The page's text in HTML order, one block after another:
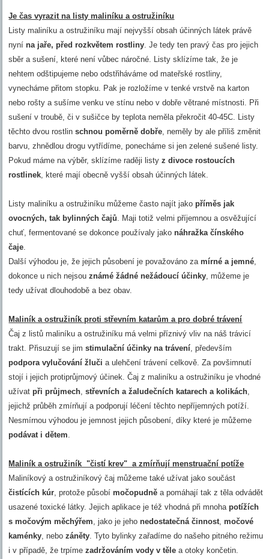
Je čas vyrazit na listy maliníku a ostružiníku
Listy maliníku a ostružiníku mají nejvyšší obsah účinných látek právě
nynína jaře, před rozkvětem rostliny. Je tedy ten pravý čas pro jejich
sběr a sušení, které není vůbec náročné. Listy sklízíme tak, že je
nehtem odštipujeme nebo odstřiháváme od mateřské rostliny,
vynecháme přitom stopku. Pak je rozložíme v tenké vrstvě na karton
nebo rošty a sušíme venku ve stínu nebo v dobře větrané místnosti. Při
sušení v troubě, či v sušičce by teplota neměla překročit 40-45C. Listy
těchto dvou rostlinschnou poměrně dobře, neměly by ale příliš změnit
barvu, zhnědlou drogu vytřídíme, ponecháme si jen zelené sušené listy.
Pokud máme na výběr, sklízíme raději listyz divoce rostoucích
rostlinek, které mají obecně vyšší obsah účinných látek.
Listy maliníku a ostružiníku můžeme často najít jakopříměs jak
ovocných, tak bylinných čajů. Maji totiž velmi příjemnou a osvěžující
chuť, fermentované se dokonce používaly jakonáhražka čínského
čaje.
Další výhodou je, že jejich působení je považováno zamírné a jemné,
dokonce u nich nejsouznámé žádné nežádoucí účinky, můžeme je
tedy užívat dlouhodobě a bez obav.
Maliník a ostružiník proti střevním katarům a pro dobré trávení
Čaj z listů maliníku a ostružiníku má velmi příznivý vliv na náš trávicí
trakt. Přisuzují se jimstimulační účinky na trávení, především
podpora vylučování žluči a ulehčení trávení celkově. Za povšimnutí
stojí i jejich protiprůjmový účinek. Čaj z maliníku a ostružiníku je vhodné
užívatpři průjmech,střevních a žaludečních katarech a kolikách,
jejichž průběh zmírňují a podporují léčení těchto nepříjemných potíží.
Nesmírnou výhodou je jemnost jejich působení, díky které je můžeme
podávat i dětem.
Maliník a ostružiník "čistí krev" a zmírňují menstruační potíže
Maliníkový a ostružiníkový čaj můžeme také užívat jako součást
čistících kúr, protože působímočopudně a pomáhají tak z těla odvádět
usazené toxické látky. Jejich aplikace je též vhodná při mnohapotížích
s močovým měchýřem, jako je jehonedostatečná činnost,močové
kaménky, nebozáněty. Tyto bylinky zařadíme do našeho pitného režimu
i v případě, že trpímezadržováním vody v těle a otoky končetin.